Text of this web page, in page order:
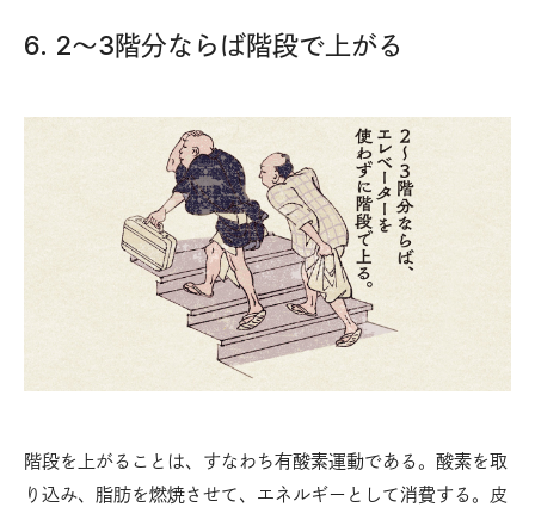
6. 2〜3階分ならば階段で上がる
階段を上がることは、すなわち有酸素運動である。酸素を取
り込み、脂肪を燃焼させて、エネルギーとして消費する。皮